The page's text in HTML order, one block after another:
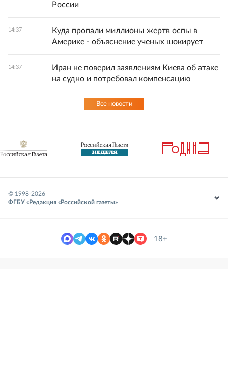
России
14:37
Куда пропали миллионы жертв оспы в
Америке - объяснение ученых шокирует
14:37
Иран не поверил заявлениям Киева об атаке
на судно и потребовал компенсацию
Все новости
© 1998-2026
ФГБУ «Редакция «Российской газеты»
18+